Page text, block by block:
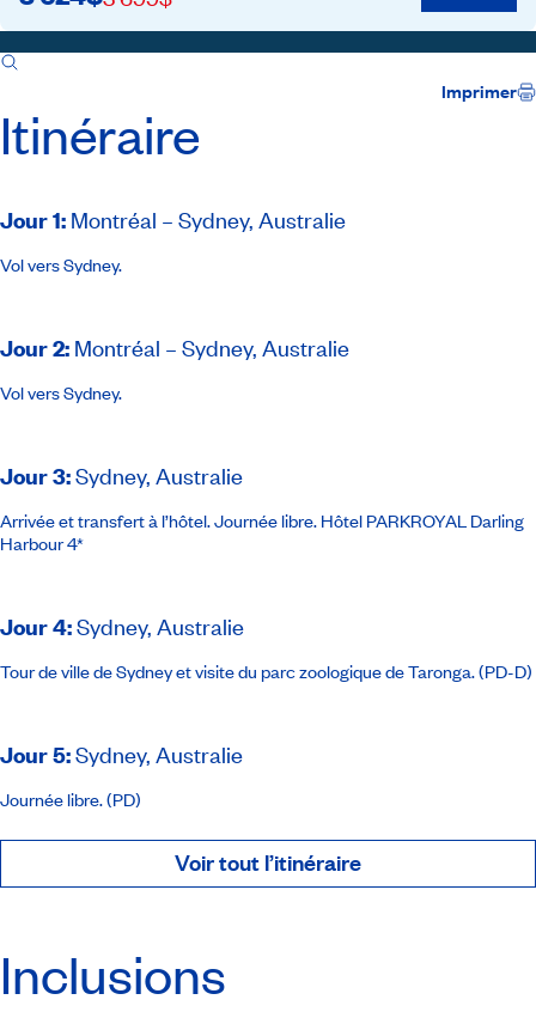
Itinéraire
Imprimer
Itinéraire
Jour 1: Montréal – Sydney, Australie
Vol vers Sydney.
Jour 2: Montréal – Sydney, Australie
Vol vers Sydney.
Jour 3:Sydney, Australie
Arrivée et transfert à l’hôtel. Journée libre. Hôtel PARKROYAL Darling
Harbour 4*
Jour 4:Sydney, Australie
Tour de ville de Sydney et visite du parc zoologique de Taronga. (PD-D)
Jour 5:Sydney, Australie
Journée libre. (PD)
Voir tout l’itinéraire
Inclusions